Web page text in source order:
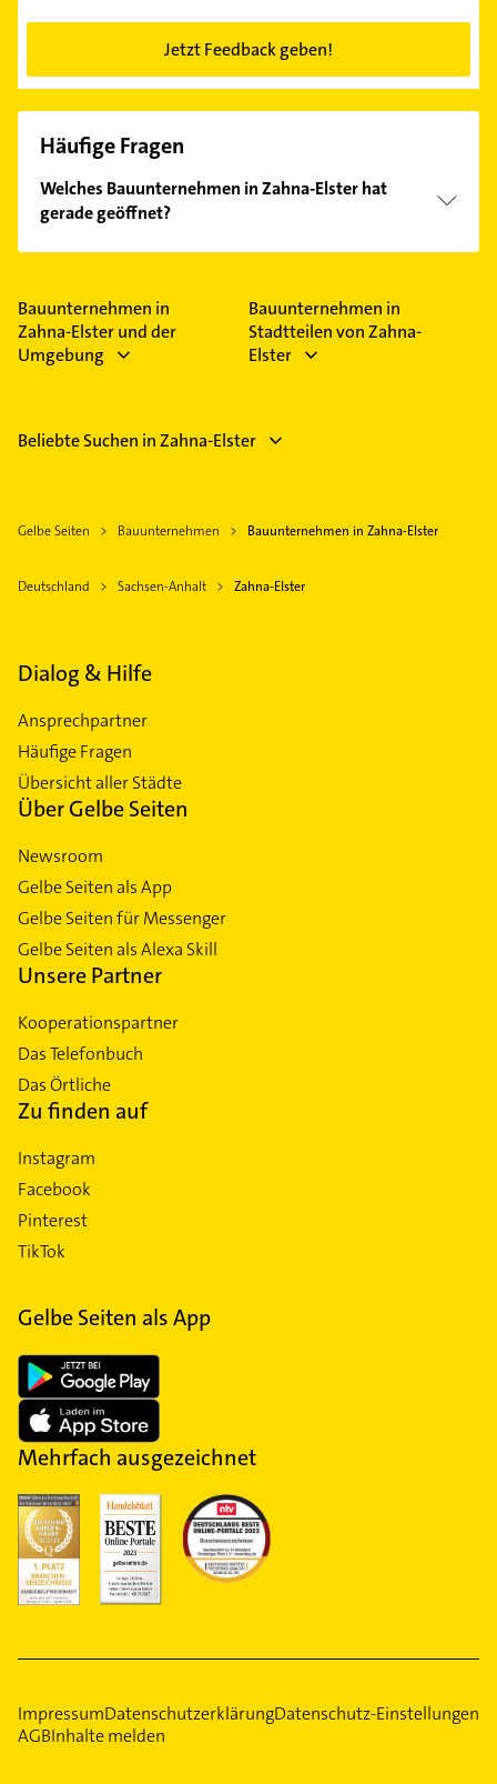
Jetzt Feedback geben!
Häufige Fragen
Welches Bauunternehmen in Zahna-Elster hat
gerade geöffnet?
Im Anbieter-Bereich finden Sie alleÖffnungszeiten.
Feiertagen abweichen können.
Bauunternehmen in
Zahna-Elster und der
Umgebung
Bauunternehmen in
Stadtteilen von Zahna-
Elster
Beliebte Suchen in Zahna-Elster
Gelbe Seiten Bauunternehmen Bauunternehmen in Zahna-Elster
Deutschland Sachsen-Anhalt Zahna-Elster
Dialog & Hilfe
Ansprechpartner
Häufige Fragen
Übersicht aller Städte
Über Gelbe Seiten
Newsroom
Gelbe Seiten als App
Gelbe Seiten für Messenger
Gelbe Seiten als Alexa Skill
Unsere Partner
Kooperationspartner
Das Telefonbuch
Das Örtliche
Zu finden auf
Instagram
Facebook
Pinterest
TikTok
Gelbe Seiten als App
Mehrfach ausgezeichnet
ImpressumDatenschutzerklärungDatenschutz-Einstellungen
AGBInhalte melden